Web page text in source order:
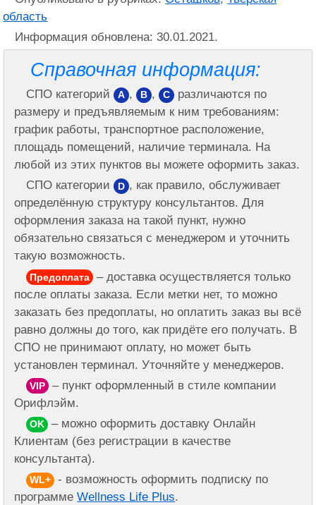
область
Информация обновлена: 30.01.2021.
Справочная информация:
СПО категорий A , B , C
различаются по
размеру и предъявляемым к ним требованиям:
график работы, транспортное расположение,
площадь помещений, наличие терминала. На
любой из этих пунктов вы можете оформить заказ.
СПО категории D , как правило, обслуживает
определённую структуру консультантов. Для
оформления заказа на такой пункт, нужно
обязательно связаться с менеджером и уточнить
такую возможность.
Предоплата
– доставка осуществляется только
после оплаты заказа. Если метки нет, то можно
заказать без предоплаты, но оплатить заказ вы всё
равно должны до того, как придёте его получать. В
СПО не принимают оплату, но может быть
установлен терминал. Уточняйте у менеджеров.
VIP
– пункт оформленный в стиле компании
Орифлэйм.
OK
– можно оформить доставку Онлайн
Клиентам (без регистрации в качестве
консультанта).
WL+
- возможность оформить подписку по
программеWellness Life Plus.